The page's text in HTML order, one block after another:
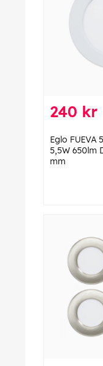
240 kr
Eglo FUEVA
5,5W 650lm
mm